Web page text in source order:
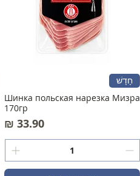
חָדָשׁ
Шинка польская нарезка Мизра
170гр
מחיר‏33.90 ‏₪